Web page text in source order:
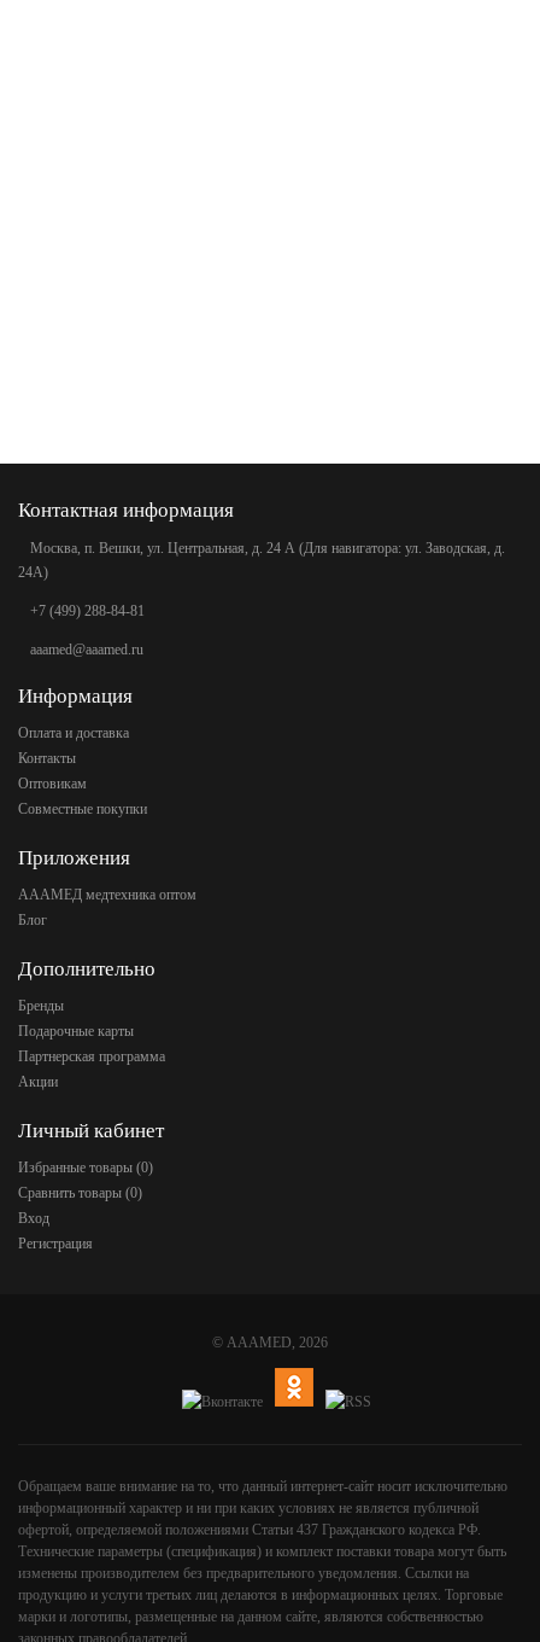
Контактная информация
Москва, п. Вешки, ул. Центральная, д. 24 А (Для навигатора: ул. Заводская, д.
24А)
+7 (499) 288-84-81
aaamed@aaamed.ru
Информация
Оплата и доставка
Контакты
Оптовикам
Совместные покупки
Приложения
АААМЕД медтехника оптом
Блог
Дополнительно
Бренды
Подарочные карты
Партнерская программа
Акции
Личный кабинет
Избранные товары (0)
Сравнить товары (0)
Вход
Регистрация
© AAAMED, 2026
Обращаем ваше внимание на то, что данный интернет-сайт носит исключительно
информационный характер и ни при каких условиях не является публичной
офертой, определяемой положениями Статьи 437 Гражданского кодекса РФ.
Технические параметры (спецификация) и комплект поставки товара могут быть
изменены производителем без предварительного уведомления. Ссылки на
продукцию и услуги третьих лиц делаются в информационных целях. Торговые
марки и логотипы, размещенные на данном сайте, являются собственностью
законных правообладателей.